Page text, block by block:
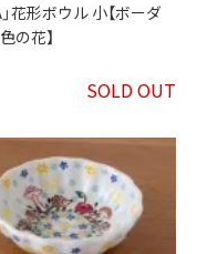
」花形ボウル 小【ボーダ
の花】
SOLD OUT